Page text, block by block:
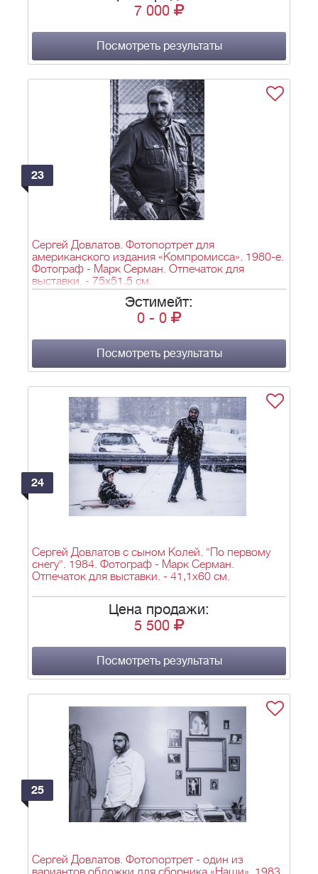
7 000
Посмотреть результаты
23
Сергей Довлатов. Фотопортрет для
американского издания «Компромисса». 1980-е.
Фотограф - Марк Серман. Отпечаток для
выставки. - 75х51,5 см.
Эстимейт:
0 - 0
Посмотреть результаты
24
Сергей Довлатов с сыном Колей. "По первому
снегу". 1984. Фотограф - Марк Серман.
Отпечаток для выставки. - 41,1х60 см.
Цена продажи:
5 500
Посмотреть результаты
25
Сергей Довлатов. Фотопортрет - один из